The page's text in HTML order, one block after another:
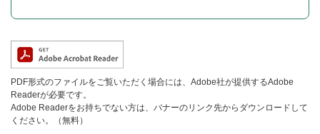
PDF形式のファイルをご覧いただく場合には、Adobe社が提供するAdobe
Readerが必要です。
Adobe Readerをお持ちでない方は、バナーのリンク先からダウンロードして
ください。（無料）